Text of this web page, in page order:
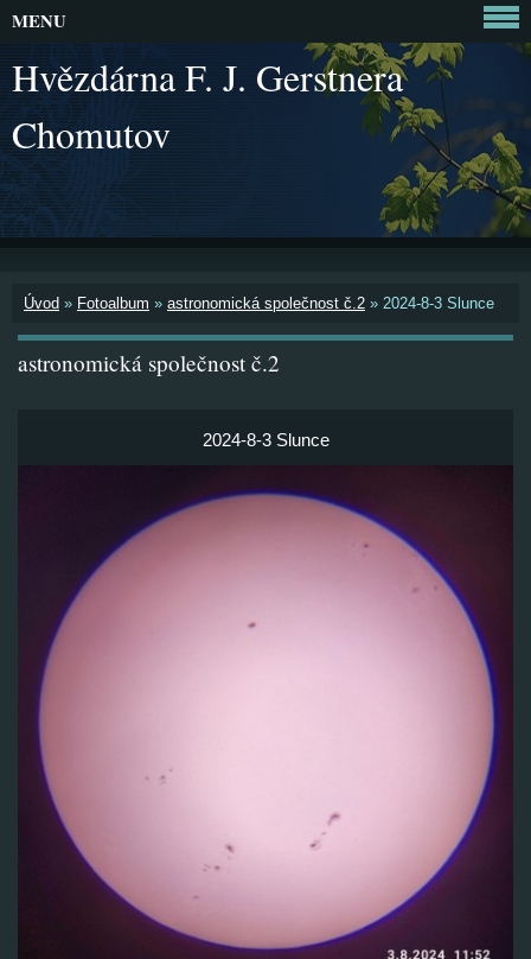
Hvězdárna F. J. Gerstnera
Chomutov
Úvod » Fotoalbum » astronomická společnost č.2 » 2024-8-3 Slunce
astronomická společnost č.2
2024-8-3 Slunce
MENU